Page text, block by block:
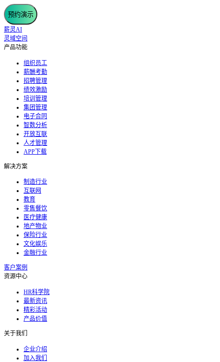
预约演示
薪灵AI
灵域空间
产品功能
组织员工
薪酬考勤
招聘管理
绩效激励
培训管理
集团管理
电子合同
智数分析
开放互联
人才管理
APP下载
解决方案
制造行业
互联网
教育
零售餐饮
医疗健康
地产物业
保险行业
文化娱乐
金融行业
客户案例
资源中心
HR科学院
最新资讯
精彩活动
产品价值
关于我们
企业介绍
加入我们